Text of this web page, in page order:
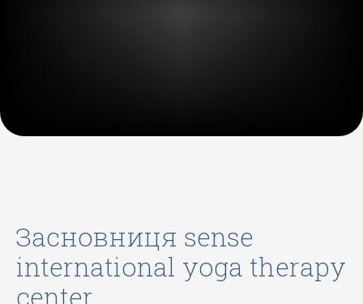
засновниця sense
international yoga therapy
center